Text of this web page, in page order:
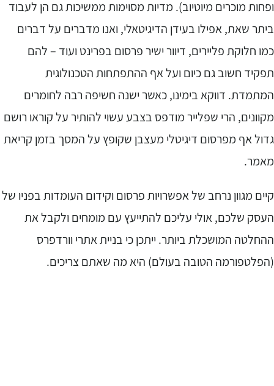
מוכרים מיוטיוב). מדיות מסוימות ממשיכות גם הן לעבוד
שאת, אפילו בעידן הדיגיטאלי, ואנו מדברים על דברים
חלוקת פליירים, דיוור ישיר פרסום בפרינט ועוד – להם
חשוב גם כיום ועל אף ההתפתחות הטכנולוגית
דווקא בימינו, כאשר ישנה חשיפה רבה לחומרים
הרי שפלייר מודפס בצבע עשוי להותיר על קוראו רושם
אף מפרסום דיגיטלי מעצבן שקופץ על המסך בזמן קריאת
מגוון נרחב של אפשרויות פרסום וקידום העומדות בפניו של
שלכם, אולי עליכם להתייעץ עם מומחים ולקבל את
המושכלת ביותר. ייתכן כי בניית אתרי וורדפרס
הטובה בעולם) היא מה שאתם צריכים.